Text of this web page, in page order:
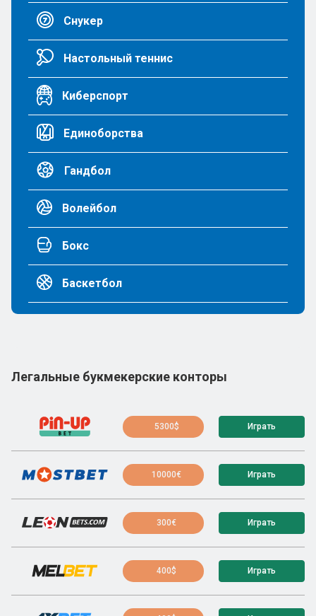
Снукер
Настольный теннис
Киберспорт
Единоборства
Гандбол
Волейбол
Бокс
Баскетбол
Легальные букмекерские конторы
5300$ Играть
10000€ Играть
300€ Играть
400$ Играть